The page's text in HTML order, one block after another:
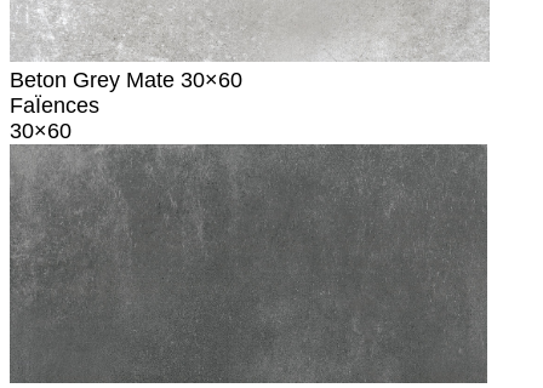
Beton Grey Mate 30×60
FaÏences
30×60